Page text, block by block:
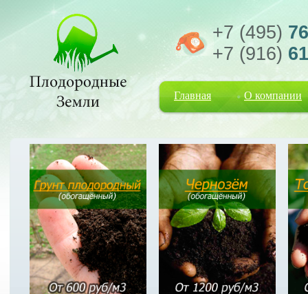
+7 (495)
+7 (916)
Главная О компании